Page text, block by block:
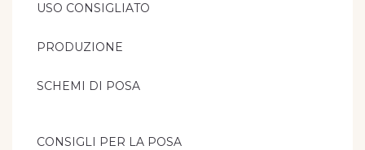
USO CONSIGLIATO
PRODUZIONE
SCHEMI DI POSA
CONSIGLI PER LA POSA